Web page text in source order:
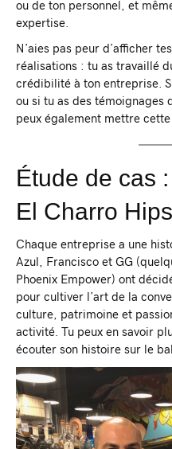
ou de ton personnel, et
expertise.
N’aies pas peur d’afficher
réalisations : tu as travaillé
crédibilité à ton entreprise.
ou si tu as des témoignages
peux également mettre
Étude de cas :
El Charro
Chaque entreprise a une
Azul, Francisco et GG
Phoenix Empower) ont
pour cultiver l’art de la
culture, patrimoine et
activité. Tu peux en savoir
écouter son histoire sur le